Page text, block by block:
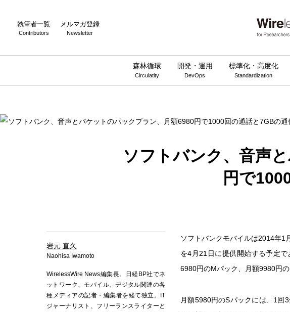
執筆者一覧
Contributors
メルマガ登録
Newsletter
森林循環
Circulatity
開発・運用
DevOps
標準化・高度化
Standardization
Warning: Undefined array key 0 in /home/wwnstyle/wirelesswire.jp/public_html/wp-
ソフトバンク、音声
円で
岩元 直久
Naohisa Iwamoto
WirelessWire News編集長。日経BP社でネ
ットワーク、モバイル、デジタル関連の各
種メディアの記者・編集者を経て独立。IT
ジャーナリスト、フリーランスライターと
ソフトバンクモバイルは2014年1
を4月21日に提供開始する予定
6980円のMパック、月額9980円
月額5980円のSパックには、1回